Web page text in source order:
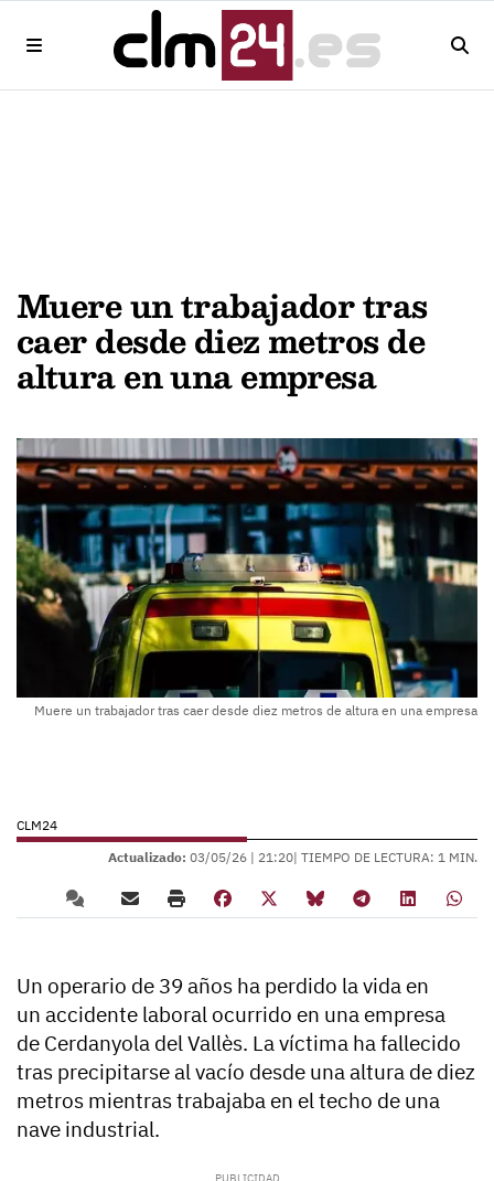
Muere un trabajador tras
caer desde diez metros de
altura en una empresa
Muere un trabajador tras caer desde diez metros de altura en una empresa
CLM24
Actualizado: 03/05/26 | 21:20| TIEMPO DE LECTURA: 1 MIN.
Un operario de 39 años ha perdido la vida en
un accidente laboral ocurrido en una empresa
de Cerdanyola del Vallès. La víctima ha fallecido
tras precipitarse al vacío desde una altura de diez
metros mientras trabajaba en el techo de una
nave industrial.